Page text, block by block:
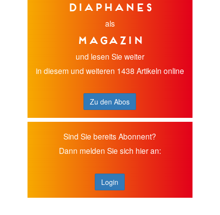
diaphanes
als
Magazin
und lesen Sie weiter
in diesem und weiteren 1438 Artikeln online
Zu den Abos
Sind Sie bereits Abonnent?
Dann melden Sie sich hier an:
Login